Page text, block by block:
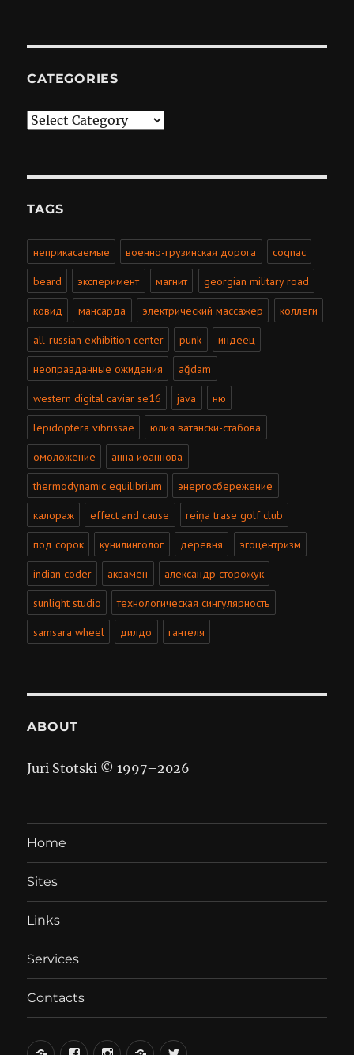
CATEGORIES
Categories
TAGS
неприкасаемые военно-грузинская дорога cognac
beard эксперимент магнит georgian military road
ковид мансарда электрический массажёр коллеги
all-russian exhibition center punk индеец
неоправданные ожидания ağdam
western digital caviar se16 java ню
lepidoptera vibrissae юлия ватански-стабова
омоложение анна иоаннова
thermodynamic equilibrium энергосбережение
калораж effect and cause reiņa trase golf club
под сорок кунилинголог деревня эгоцентризм
indian coder аквамен александр сторожук
sunlight studio технологическая сингулярность
samsara wheel дилдо гантеля
ABOUT
Juri Stotski © 1997–2026
Home
Sites
Links
Services
Contacts
вКонтакте
FacebookInstagramLiveJournal
Twitter